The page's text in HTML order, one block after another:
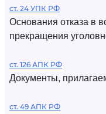
ст. 24 УПК РФ
Основания отказа в
прекращения
ст. 126 АПК РФ
Документы,
ст. 49 АПК РФ